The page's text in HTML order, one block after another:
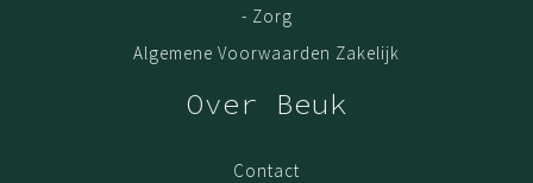
- Zorg
Algemene Voorwaarden Zakelijk
Over Beuk
Contact